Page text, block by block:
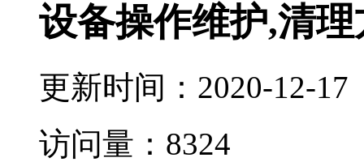
设备操作维护,清理
更新时间：2020-12-17
访问量：8324